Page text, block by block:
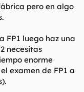
pero en algo
FP1 luego haz una
necesitas
enorme
examen de FP1 a